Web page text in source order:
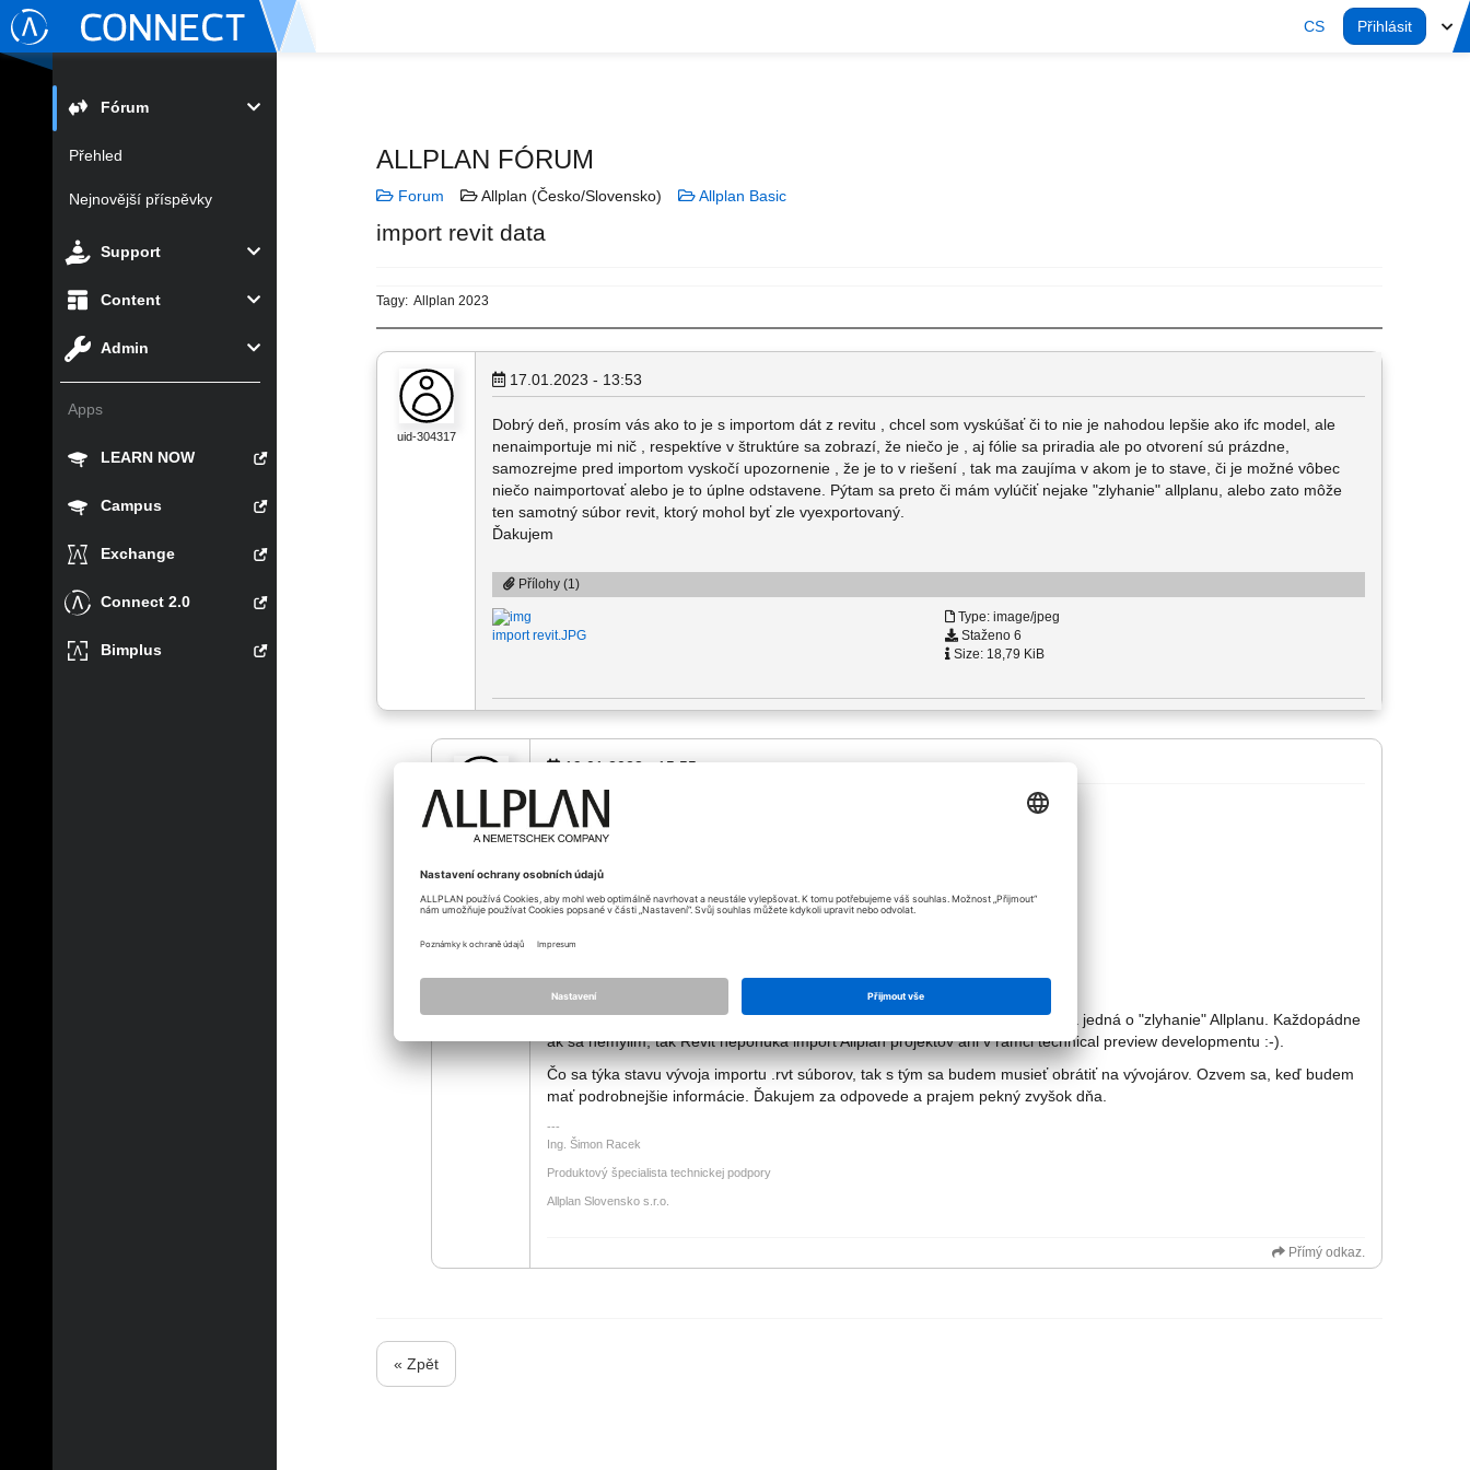
CS Přihlásit
Fórum
Přehled
Nejnovější příspěvky
Support
Content
Admin
Apps
LEARN NOW
Campus
Exchange
Connect 2.0
Bimplus
ALLPLAN FÓRUM
Forum Allplan (Česko/Slovensko) Allplan Basic
import revit data
Tagy: Allplan 2023
uid-304317
17.01.2023 - 13:53
Dobrý deň, prosím vás ako to je s importom dát z revitu , chcel som vyskúšať či to nie je nahodou lepšie ako ifc model, ale
nenaimportuje mi nič , respektíve v štruktúre sa zobrazí, že niečo je , aj fólie sa priradia ale po otvorení sú prázdne,
samozrejme pred importom vyskočí upozornenie , že je to v riešení , tak ma zaujíma v akom je to stave, či je možné vôbec
niečo naimportovať alebo je to úplne odstavene. Pýtam sa preto či mám vylúčiť nejake "zlyhanie" allplanu, alebo zato môže
ten samotný súbor revit, ktorý mohol byť zle vyexportovaný.
Ďakujem
Přílohy (1)
import revit.JPG
Type: image/jpeg
Staženo 6
Size: 18,79 KiB
s_racek
19.01.2023 - 15:55
Dobrý deň, pán Somogyi,
nedokážem Vám odpovedať na otázky bez zodpovedania nasledovného:
Akú verziu Allplanu používate pre import .rvt súboru
Odkaz na .rvt súbor na stiahnutie
Ťažko je bez týchto informácii a analýzy .rvt súboru vývojárom hodnotiť, či sa jedná o "zlyhanie" Allplanu. Každopádne
ak sa nemýlim, tak Revit neponúka import Allplan projektov ani v rámci technical preview developmentu :-).
Čo sa týka stavu vývoja importu .rvt súborov, tak s tým sa budem musieť obrátiť na vývojárov. Ozvem sa, keď budem
mať podrobnejšie informácie. Ďakujem za odpovede a prajem pekný zvyšok dňa.
Ing. Šimon Racek
Produktový špecialista technickej podpory
Allplan Slovensko s.r.o.
Přímý odkaz.
« Zpět